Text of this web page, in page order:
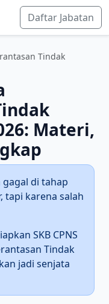
Daftar Jabatan
Tindak
Materi,
gagal di tahap
tapi karena salah
SKB CPNS
Tindak
jadi senjata